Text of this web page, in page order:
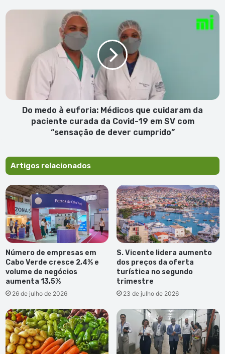
Do
cuidaram
paciente
curada
SV
com
de
dever
cumprido”
Do medo à euforia: Médicos que cuidaram da
paciente curada da Covid-19 em SV com
“sensação de dever cumprido”
Artigos relacionados
Número de empresas em
Cabo Verde cresce 2,4% e
volume de negócios
aumenta 13,5%
26 de julho de 2026
S. Vicente lidera aumento
dos preços da oferta
turística no segundo
trimestre
23 de julho de 2026